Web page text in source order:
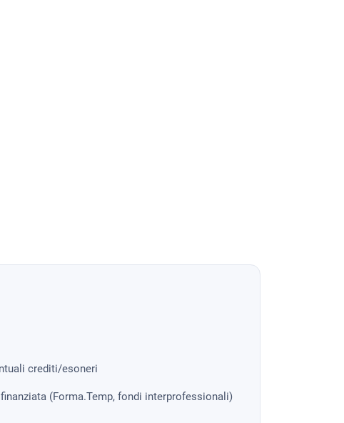
crediti/esoneri
(Forma.Temp, fondi interprofessionali)